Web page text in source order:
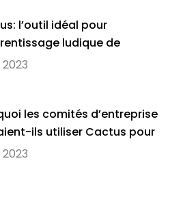
l’outil idéal pour
ludique de
en milieu scolaire
2023
les comités d’entreprise
ils utiliser Cactus pour
l’orthographe de leurs
2023